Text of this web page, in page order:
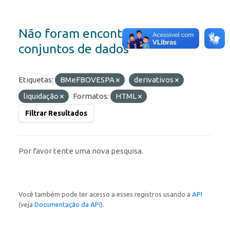
Não foram encontrados
conjuntos de dados
Etiquetas: BMeFBOVESPA
derivativos
liquidação
Formatos: HTML
Filtrar Resultados
Por favor tente uma nova pesquisa.
Você também pode ter acesso a esses registros usando a API
(veja Documentação da API).